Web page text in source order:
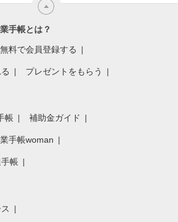
手帳とは？
無料で会員登録する
プレゼントをもらう
帳 補助金ガイド
手帳woman
帳